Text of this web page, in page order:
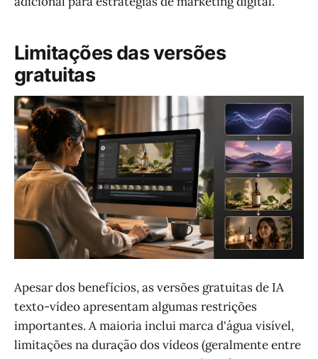
Limitações das versões
gratuitas
Apesar dos benefícios, as versões gratuitas de IA
texto-vídeo apresentam algumas restrições
importantes. A maioria inclui marca d'água visível,
limitações na duração dos vídeos (geralmente entre